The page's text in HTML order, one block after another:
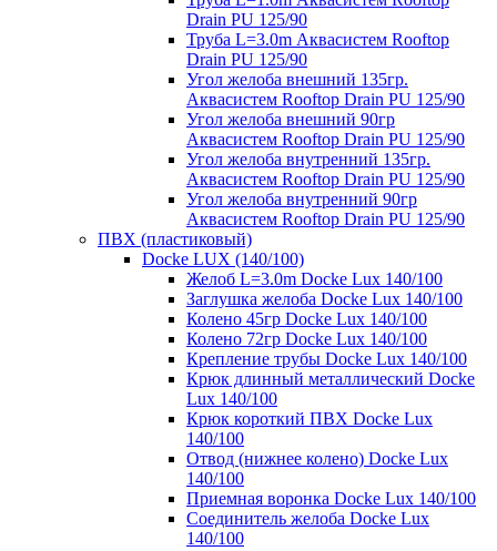
Drain PU 125/90
Труба L=3.0m Аквасистем Rooftop
Drain PU 125/90
Угол желоба внешний 135гр.
Аквасистем Rooftop Drain PU 125/90
Угол желоба внешний 90гр
Аквасистем Rooftop Drain PU 125/90
Угол желоба внутренний 135гр.
Аквасистем Rooftop Drain PU 125/90
Угол желоба внутренний 90гр
Аквасистем Rooftop Drain PU 125/90
ПВХ (пластиковый)
Docke LUX (140/100)
Желоб L=3.0m Docke Lux 140/100
Заглушка желоба Docke Lux 140/100
Колено 45гр Docke Lux 140/100
Колено 72гр Docke Lux 140/100
Крепление трубы Docke Lux 140/100
Крюк длинный металлический Docke
Lux 140/100
Крюк короткий ПВХ Docke Lux
140/100
Отвод (нижнее колено) Docke Lux
140/100
Приемная воронка Docke Lux 140/100
Соединитель желоба Docke Lux
140/100